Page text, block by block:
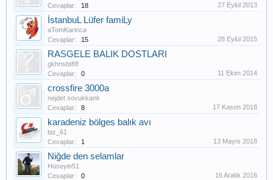
Cevaplar:
18 27 Eylül 2013
İstanbuL Lüfer famiLy
aTomKarinca
Cevaplar:
15 28 Eylül 2015
RASGELE BALIK DOSTLARI
gkhnsbt88
Cevaplar:
0 11 Ekim 2014
crossfire 3000a
nejdet sovukkanlı
Cevaplar:
8 17 Kasım 2018
karadeniz bölges balık avı
biz_61
Cevaplar:
1 13 Mayıs 2018
Niğde den selamlar
Hüseyin51
Cevaplar:
0 16 Aralık 2016